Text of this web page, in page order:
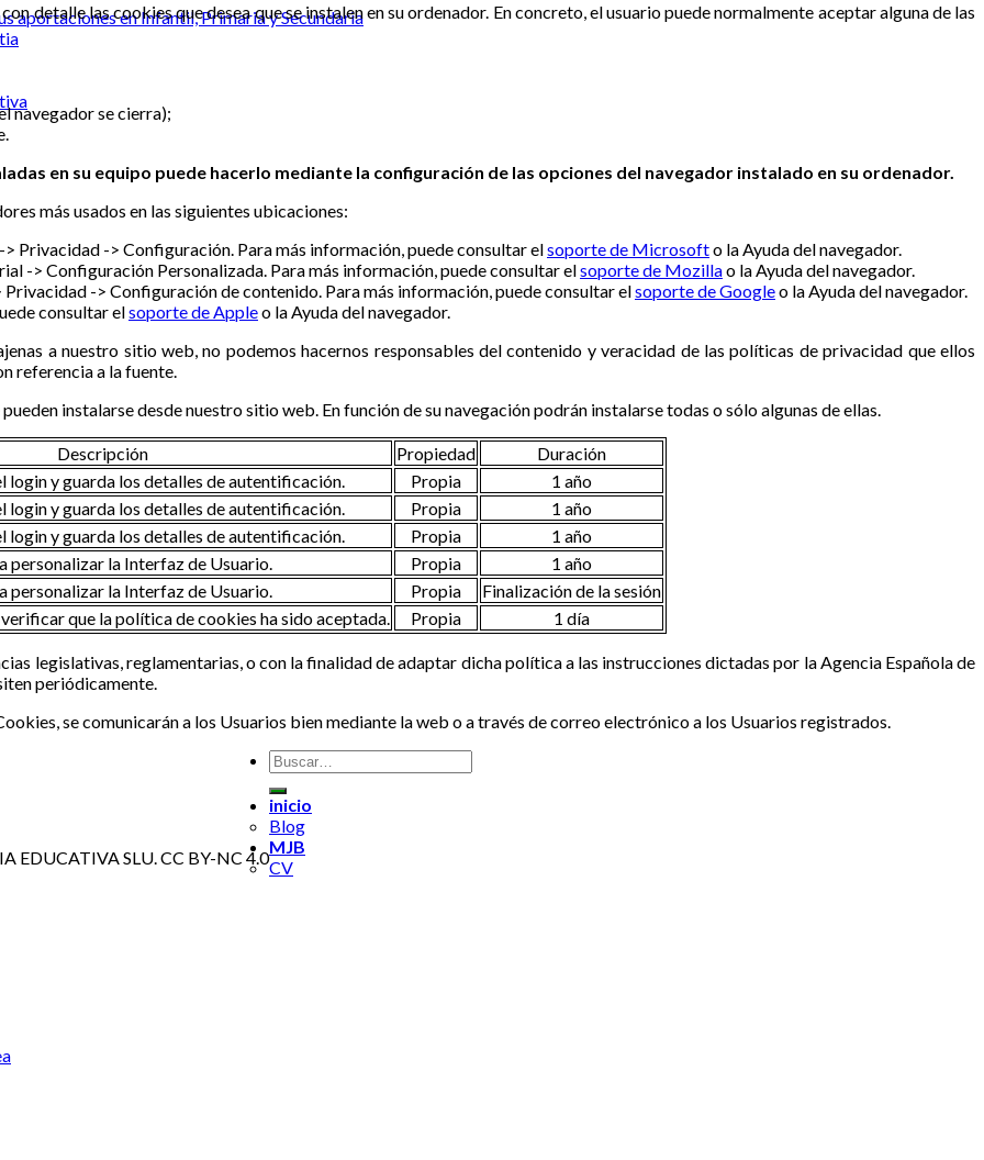
aportaciones en Infantil, Primaria y Secundaria
detalle las cookies que desea que se instalen en su ordenador. En concreto, el usuario puede normalmente aceptar alguna de las
navegador se cierra);
en su equipo puede hacerlo mediante la configuración de las opciones del navegador instalado en su ordenador.
más usados en las siguientes ubicaciones:
Privacidad -> Configuración. Para más información, puede consultar elsoporte de Microsofto la Ayuda del navegador.
-> Configuración Personalizada. Para más información, puede consultar elsoporte de Mozillao la Ayuda del navegador.
-> Configuración de contenido. Para más información, puede consultar elsoporte de Googleo la Ayuda del navegador.
consultar elsoporte de Appleo la Ayuda del navegador.
a nuestro sitio web, no podemos hacernos responsables del contenido y veracidad de las políticas de privacidad que ellos
referencia a la fuente.
instalarse desde nuestro sitio web. En función de su navegación podrán instalarse todas o sólo algunas de ellas.
Descripción Propiedad
Duración
login y guarda los detalles de autentificación. Propia
1 año
login y guarda los detalles de autentificación. Propia
1 año
login y guarda los detalles de autentificación. Propia
1 año
personalizar la Interfaz de Usuario. Propia
1 año
personalizar la Interfaz de Usuario. Propia
Finalización de la sesión
que la política de cookies ha sido aceptada. Propia 1 día
legislativas, reglamentarias, o con la finalidad de adaptar dicha política a las instrucciones dictadas por la Agencia Española de
periódicamente.
se comunicarán a los Usuarios bien mediante la web o a través de correo electrónico a los Usuarios registrados.
EDUCATIVA SLU. CC BY-NC 4.0
inicio
Blog
MJB
CV